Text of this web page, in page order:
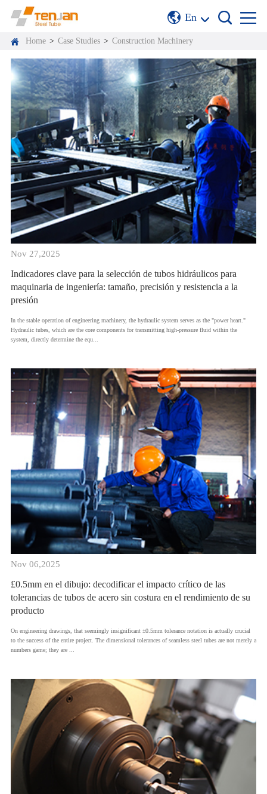
En
Home > Case Studies > Construction Machinery
Nov 27,2025
Indicadores clave para la selección de tubos hidráulicos para
maquinaria de ingeniería: tamaño, precisión y resistencia a la
presión
​In the stable operation of engineering machinery, the hydraulic system serves as the "power heart."
Hydraulic tubes, which are the core components for transmitting high-pressure fluid within the
system, directly determine the equ...
Nov 06,2025
£0.5mm en el dibujo: decodificar el impacto crítico de las
tolerancias de tubos de acero sin costura en el rendimiento de su
producto
​On engineering drawings, that seemingly insignificant ±0.5mm tolerance notation is actually crucial
to the success of the entire project. The dimensional tolerances of seamless steel tubes are not merely a
numbers game; they are ...